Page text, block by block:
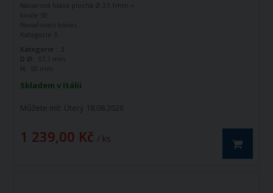
Skladem v Itálii
Můžete mít: Úterý 18.08.2026
1 239,00 Kč / ks
Návarová hlava plochá Ø
37,1mm =
koule 50
Navařovací konec.
Kategorie 3.
Kategorie :
D Ø:
37,1 mm
H:
50 mm